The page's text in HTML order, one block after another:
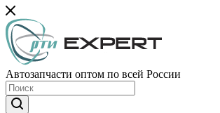
Автозапчасти оптом по всей России